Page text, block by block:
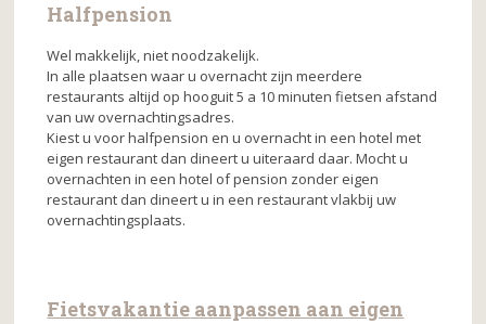
Halfpension
Wel makkelijk, niet noodzakelijk.
In alle plaatsen waar u overnacht zijn meerdere
restaurants altijd op hooguit 5 a 10 minuten fietsen afstand
van uw overnachtingsadres.
Kiest u voor halfpension en u overnacht in een hotel met
eigen restaurant dan dineert u uiteraard daar. Mocht u
overnachten in een hotel of pension zonder eigen
restaurant dan dineert u in een restaurant vlakbij uw
overnachtingsplaats.
Fietsvakantie aanpassen aan eigen